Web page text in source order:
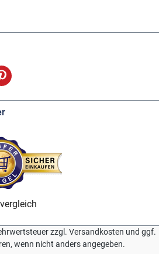
zzgl. Versandkosten und ggf.
wenn nicht anders angegeben.